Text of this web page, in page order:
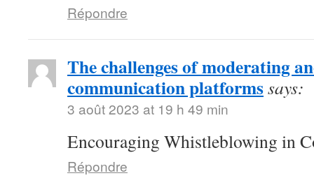
Répondre
The challenges of moderating
communication platformssays:
3 août 2023 at 19 h 49 min
Encouraging Whistleblowing in
Répondre